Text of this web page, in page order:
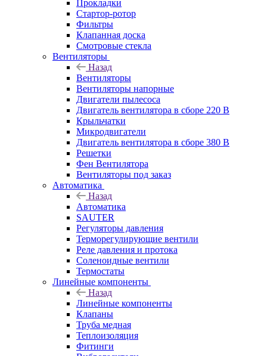
Прокладки
Стартор-ротор
Фильтры
Клапанная доска
Смотровые стекла
Вентиляторы
Назад
Вентиляторы
Вентиляторы напорные
Двигатели пылесоса
Двигатель вентилятора в сборе 220 В
Крыльчатки
Микродвигатели
Двигатель вентилятора в сборе 380 В
Решетки
Фен Вентилятора
Вентиляторы под заказ
Автоматика
Назад
Автоматика
SAUTER
Регуляторы давления
Терморегулирующие вентили
Реле давления и протока
Соленоидные вентили
Термостаты
Линейные компоненты
Назад
Линейные компоненты
Клапаны
Труба медная
Теплоизоляция
Фитинги